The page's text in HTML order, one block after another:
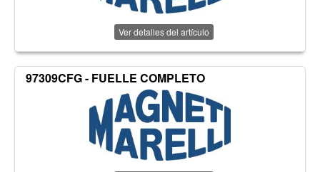
Ver detalles del artículo
97309CFG - FUELLE COMPLETO